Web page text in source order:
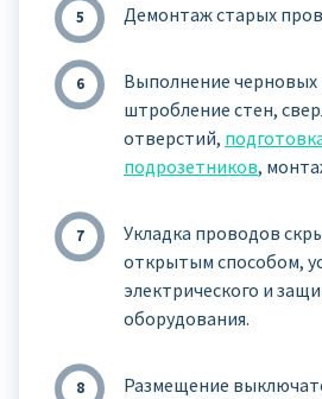
Демонтаж старых
Выполнение черновых
штробление стен,
отверстий,
подрозетников,
Укладка проводов
открытым способом,
электрического и
оборудования.
Размещение